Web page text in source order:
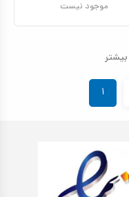
موجود نیست
۱